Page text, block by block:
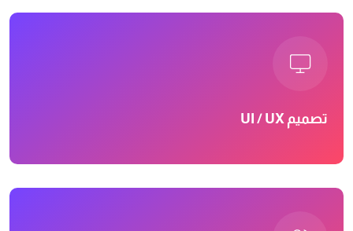
تصميم UI / UX